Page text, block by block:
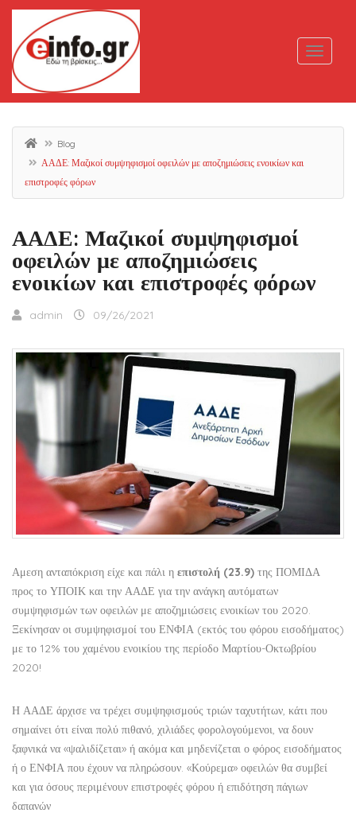
Blog
ΑΑΔΕ: Μαζικοί συμψηφισμοί οφειλών με αποζημιώσεις ενοικίων και
επιστροφές φόρων
ΑΑΔΕ: Μαζικοί συμψηφισμοί
οφειλών με αποζημιώσεις
ενοικίων και επιστροφές φόρων
admin 09/26/2021
Αμεση ανταπόκριση είχε και πάλι η επιστολή (23.9) της ΠΟΜΙΔΑ
προς το ΥΠΟΙΚ και την ΑΑΔΕ για την ανάγκη αυτόματων
συμψηφισμών των οφειλών με αποζημιώσεις ενοικίων του 2020.
Ξεκίνησαν οι συμψηφισμοί του ΕΝΦΙΑ (εκτός του φόρου εισοδήματος)
με το 12% του χαμένου ενοικίου της περίοδο Μαρτίου-Οκτωβρίου
2020!
Η ΑΑΔΕ άρχισε να τρέχει συμψηφισμούς τριών ταχυτήτων, κάτι που
σημαίνει ότι είναι πολύ πιθανό, χιλιάδες φορολογούμενοι, να δουν
ξαφνικά να «ψαλιδίζεται» ή ακόμα και μηδενίζεται ο φόρος εισοδήματος
ή ο ΕΝΦΙΑ που έχουν να πληρώσουν. «Κούρεμα» οφειλών θα συμβεί
και για όσους περιμένουν επιστροφές φόρου ή επιδότηση πάγιων
δαπανών